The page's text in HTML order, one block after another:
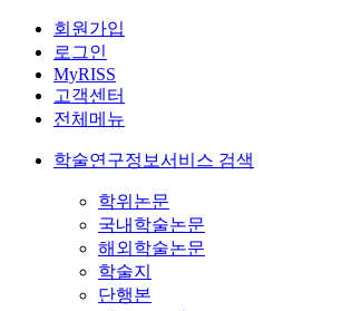
회원가입
로그인
MyRISS
고객센터
전체메뉴
학술연구정보서비스 검색
학위논문
국내학술논문
해외학술논문
학술지
단행본